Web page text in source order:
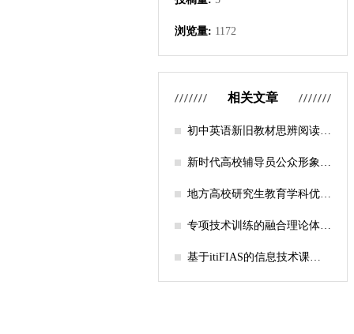
浏览量: 1172
相关文章
初中英语新旧教材思辨阅读任
新时代高校辅导员公众形象塑
地方高校研究生教育学科优化
径探析
专项技术训练的融合理论体系
基于itiFIAS的信息技术课堂